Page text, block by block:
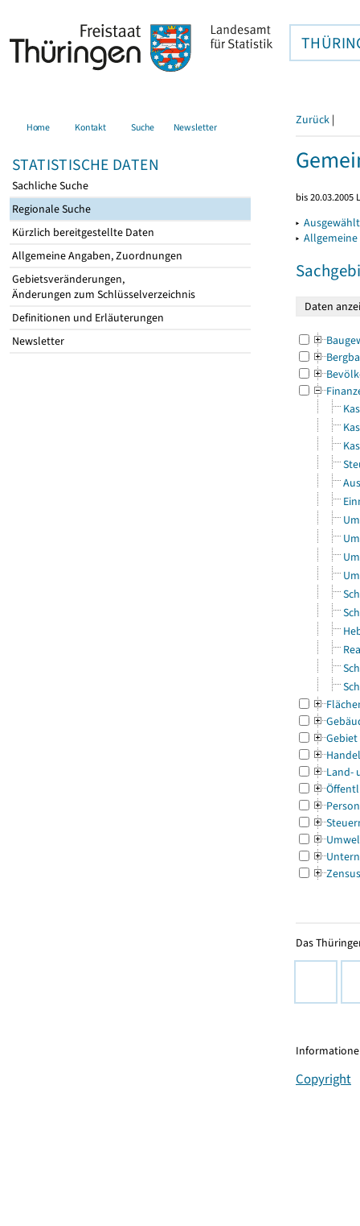
Home Kontakt Suche Newsletter
STATISTISCHE DATEN
Sachliche Suche
Regionale Suche
Kürzlich bereitgestellte Daten
Allgemeine Angaben, Zuordnungen
Gebietsveränderungen,
Änderungen zum Schlüsselverzeichnis
Definitionen und Erläuterungen
Newsletter
Zurück |
bis
▸
▸
Gebiet
Land-
Zensus
Das
Copyright